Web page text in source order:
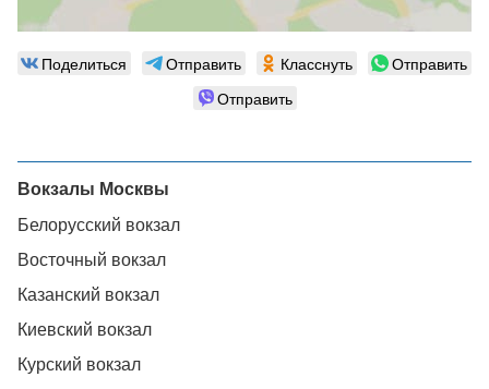
Поделиться Отправить Класснуть
Отправить
Отправить
Вокзалы Москвы
Белорусский вокзал
Восточный вокзал
Казанский вокзал
Киевский вокзал
Курский вокзал